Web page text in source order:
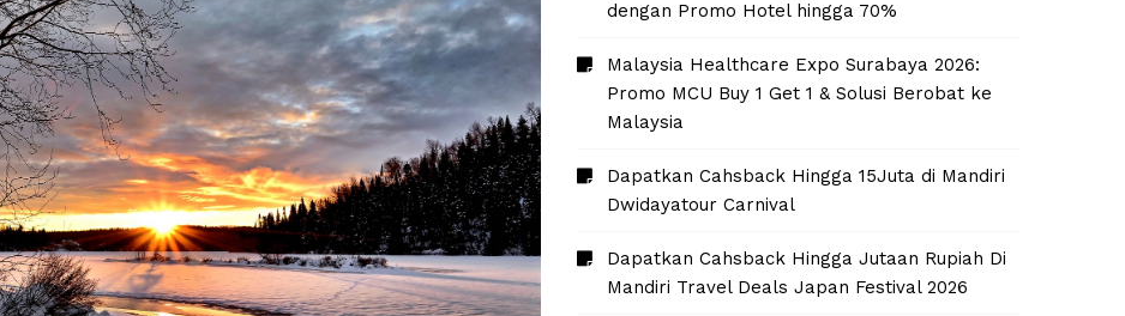
dengan Promo Hotel hingga 70%
Malaysia Healthcare Expo Surabaya 2026:
Promo MCU Buy 1 Get 1 & Solusi Berobat ke
Malaysia
Dapatkan Cahsback Hingga 15Juta di Mandiri
Dwidayatour Carnival
Dapatkan Cahsback Hingga Jutaan Rupiah Di
Mandiri Travel Deals Japan Festival 2026